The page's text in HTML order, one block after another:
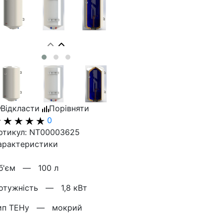
Відкласти
Порівняти
0
NT00003625
— 100 л
— 1,8 кВт
ТЕНу — мокрий